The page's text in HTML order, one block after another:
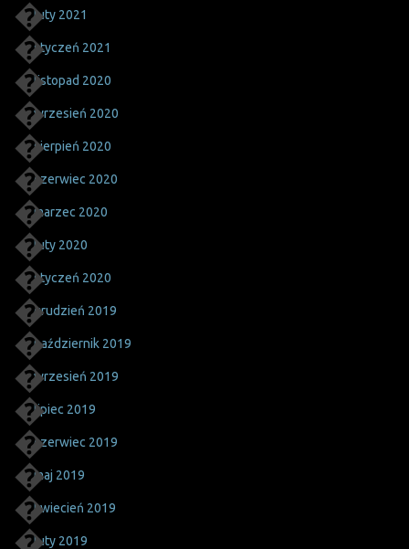
luty 2021
styczeń 2021
listopad 2020
wrzesień 2020
sierpień 2020
czerwiec 2020
marzec 2020
luty 2020
styczeń 2020
grudzień 2019
październik 2019
wrzesień 2019
lipiec 2019
czerwiec 2019
maj 2019
kwiecień 2019
luty 2019